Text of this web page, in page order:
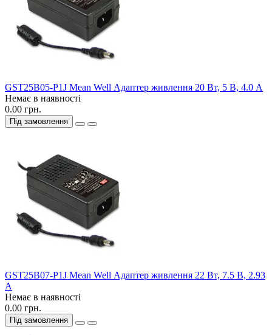
GST25B05-P1J Mean Well Адаптер живлення 20 Вт, 5 В, 4.0 А
Немає в наявності
0.00 грн.
Під замовлення
GST25B07-P1J Mean Well Адаптер живлення 22 Вт, 7.5 В, 2.93
А
Немає в наявності
0.00 грн.
Під замовлення